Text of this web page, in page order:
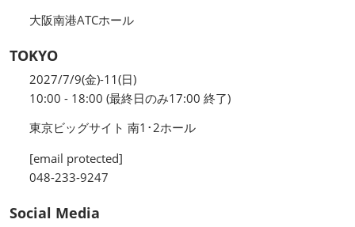
大阪南港ATCホール
TOKYO
2027/7/9(金)-11(日)
10:00 - 18:00 (最終日のみ17:00 終了)
東京ビッグサイト 南1･2ホール
[email protected]
048-233-9247
Social Media